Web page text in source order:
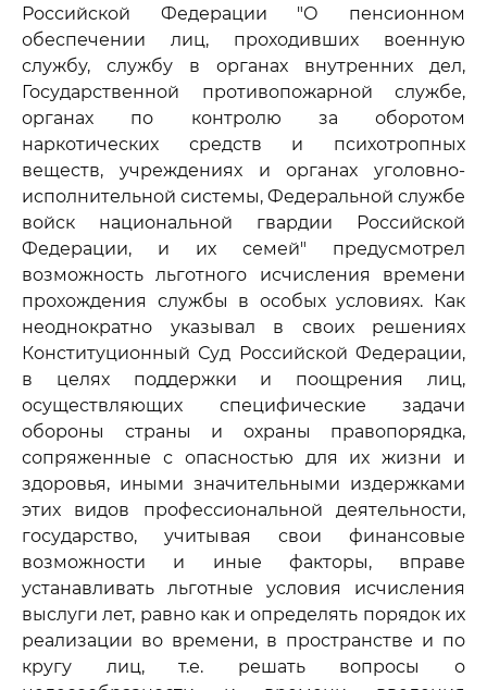
Российской Федерации "О пенсионном
обеспечении лиц, проходивших военную
службу, службу в органах внутренних дел,
Государственной противопожарной службе,
органах по контролю за оборотом
наркотических средств и психотропных
веществ, учреждениях и органах уголовно-
исполнительной системы, Федеральной службе
войск национальной гвардии Российской
Федерации, и их семей" предусмотрел
возможность льготного исчисления времени
прохождения службы в особых условиях. Как
неоднократно указывал в своих решениях
Конституционный Суд Российской Федерации,
в целях поддержки и поощрения лиц,
осуществляющих специфические задачи
обороны страны и охраны правопорядка,
сопряженные с опасностью для их жизни и
здоровья, иными значительными издержками
этих видов профессиональной деятельности,
государство, учитывая свои финансовые
возможности и иные факторы, вправе
устанавливать льготные условия исчисления
выслуги лет, равно как и определять порядок их
реализации во времени, в пространстве и по
кругу лиц, т.е. решать вопросы о